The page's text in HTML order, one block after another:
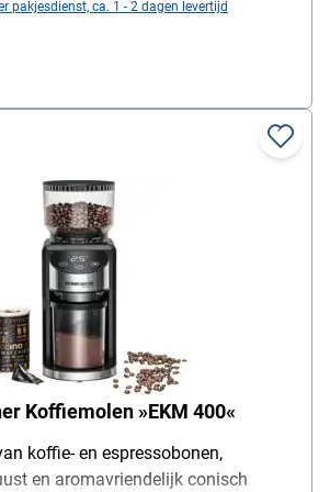
materiaal: roestvrij staal /
afmetingen (B / D / H): 10,5 x
zilver / zwart, leveringsomvang:
pakjesdienst, ca. 1 - 2 dagen levertijd
Koffiemolen »EKM 400«
koffie- en espressobonen,
en aromavriendelijk conisch